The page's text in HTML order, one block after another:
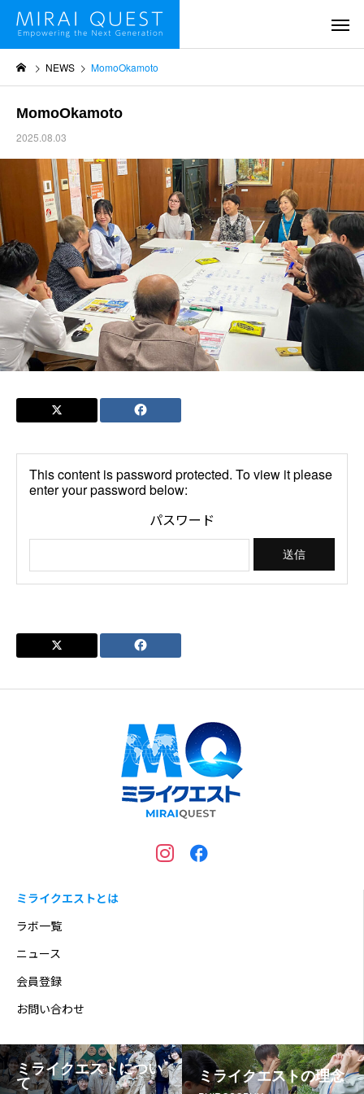
NEWS MomoOkamoto
MomoOkamoto
2025.08.03
This content is password protected. To view it please
enter your password below:
パスワード
ミライクエストとは
ラボ一覧
ニュース
会員登録
お問い合わせ
ミライクエストについ
て
ミライクエストの理念